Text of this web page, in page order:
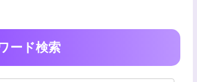
ード検索